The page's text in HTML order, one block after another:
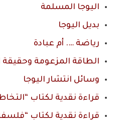
اليوجا المسلمة
بديل اليوجا
رياضة …. أم عبادة
الطاقة المزعومة وحقيقة
وسائل انتشار اليوجا
قراءة نقدية لكتاب
قراءة نقدية لكتاب